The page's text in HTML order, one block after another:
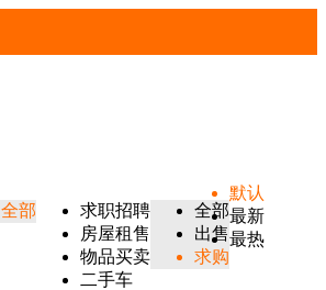
全部
求职招聘
房屋租售
物品买卖
二手车
全部
出售
求购
默认
最新
最热